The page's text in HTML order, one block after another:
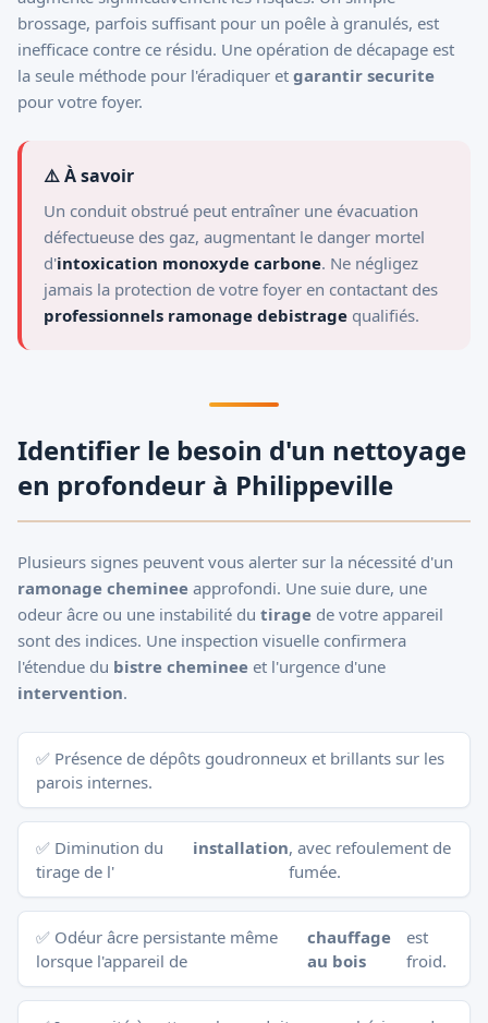
brossage, parfois suffisant pour un poêle à granulés, est
inefficace contre ce résidu. Une opération de décapage est
la seule méthode pour l'éradiquer et garantir securite
pour votre foyer.
⚠️ À savoir
Un conduit obstrué peut entraîner une évacuation
défectueuse des gaz, augmentant le danger mortel
d'intoxication monoxyde carbone. Ne négligez
jamais la protection de votre foyer en contactant des
professionnels ramonage debistrage qualifiés.
Identifier le besoin d'un nettoyage
en profondeur à Philippeville
Plusieurs signes peuvent vous alerter sur la nécessité d'un
ramonage cheminee approfondi. Une suie dure, une
odeur âcre ou une instabilité du tirage de votre appareil
sont des indices. Une inspection visuelle confirmera
l'étendue du bistre cheminee et l'urgence d'une
intervention.
✅ Présence de dépôts goudronneux et brillants sur les
parois internes.
✅ Diminution du
tirage de l'
installation, avec refoulement de
fumée.
✅ Odéur âcre persistante même
lorsque l'appareil de
chauffage
au bois
est
froid.